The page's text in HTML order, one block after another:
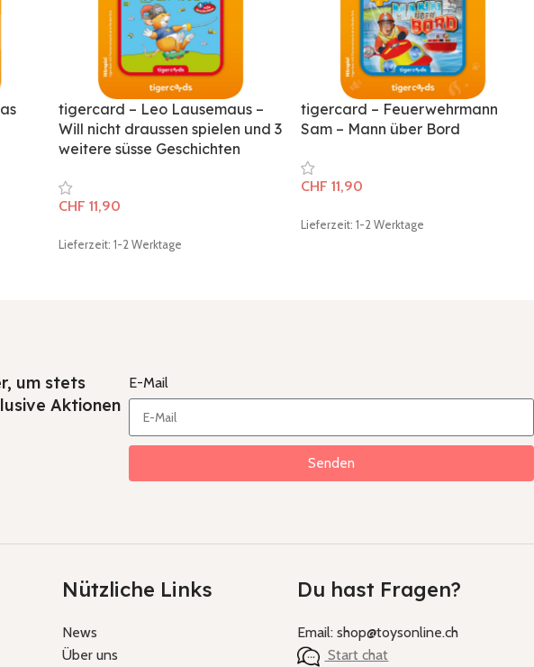
tigercard – Leo Lausemaus –
Will nicht draussen spielen und 3
weitere süsse Geschichten
CHF 11,90
Lieferzeit: 1-2 Werktage
tigercard – Feuerwehrmann
Sam – Mann über Bord
CHF 11,90
Lieferzeit: 1-2 Werktage
um stets
Aktionen
E-Mail
Senden
Nützliche Links
News
Über uns
Du hast Fragen?
Email: shop@toysonline.ch
Start chat